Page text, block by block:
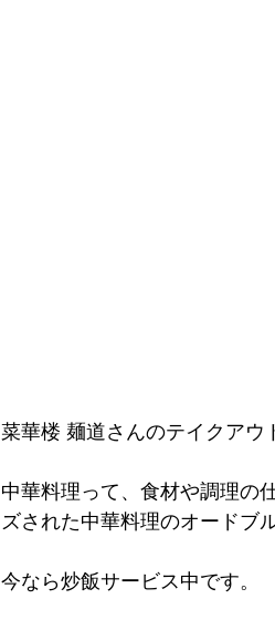
菜華楼 麺道さんのテイクアウ
中華料理って、食材や調理の
ズされた中華料理のオードブ
今なら炒飯サービス中です。